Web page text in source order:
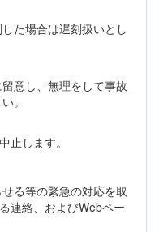
た場合は遅刻扱いとし
意し、無理をして事故
。
止します。
る等の緊急の対応を取
連絡、およびWebペー